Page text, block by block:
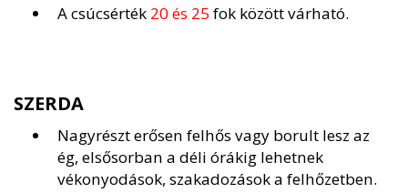
A csúcsérték 20 és 25 fok között várható.
SZERDA
Nagyrészt erősen felhős vagy borult lesz az
ég, elsősorban a déli órákig lehetnek
vékonyodások, szakadozások a felhőzetben.